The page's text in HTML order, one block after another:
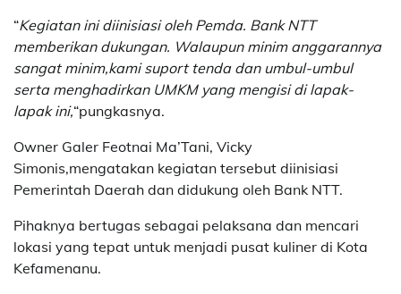
“Kegiatan ini diinisiasi oleh Pemda. Bank NTT
memberikan dukungan. Walaupun minim anggarannya
sangat minim,kami suport tenda dan umbul-umbul
serta menghadirkan UMKM yang mengisi di lapak-
lapak ini,“pungkasnya.
Owner Galer Feotnai Ma’Tani, Vicky
Simonis,mengatakan kegiatan tersebut diinisiasi
Pemerintah Daerah dan didukung oleh Bank NTT.
Pihaknya bertugas sebagai pelaksana dan mencari
lokasi yang tepat untuk menjadi pusat kuliner di Kota
Kefamenanu.